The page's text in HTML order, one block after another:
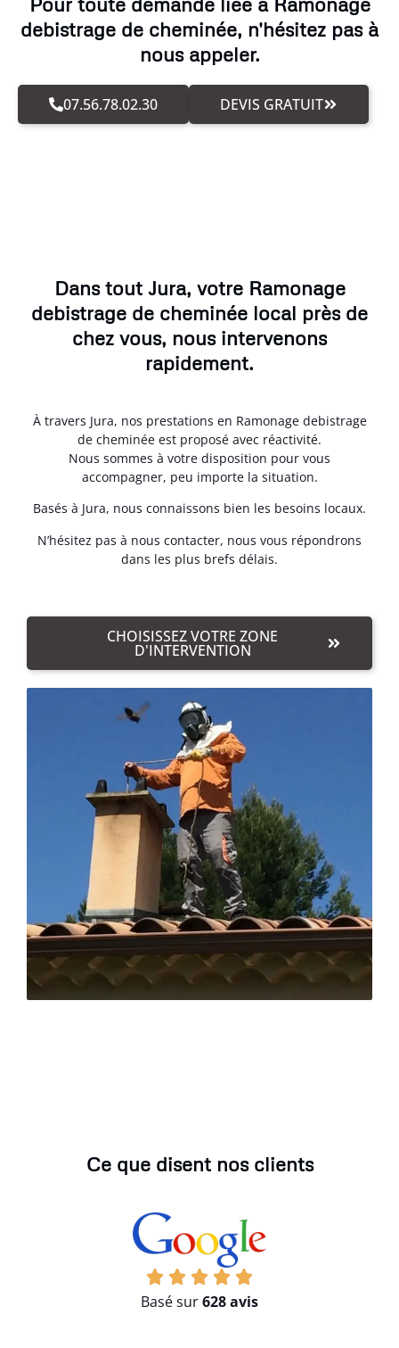
debistrage de cheminée, n'hésitez pas à
nous appeler.
07.56.78.02.30 DEVIS GRATUIT
Dans tout Jura, votre Ramonage
debistrage de cheminée local près de
chez vous, nous intervenons
rapidement.
À travers Jura, nos prestations en Ramonage debistrage
de cheminée est proposé avec réactivité.
Nous sommes à votre disposition pour vous
accompagner, peu importe la situation.
Basés à Jura, nous connaissons bien les besoins locaux.
N’hésitez pas à nous contacter, nous vous répondrons
dans les plus brefs délais.
CHOISISSEZ VOTRE ZONE
D'INTERVENTION
Ce que disent nos clients
Basé sur628 avis